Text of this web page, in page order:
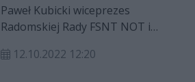
Paweł Kubicki wiceprezes
Radomskiej Rady FSNT NOT i
Fundacji Platforma Przemysłu
12.10.2022 12:20